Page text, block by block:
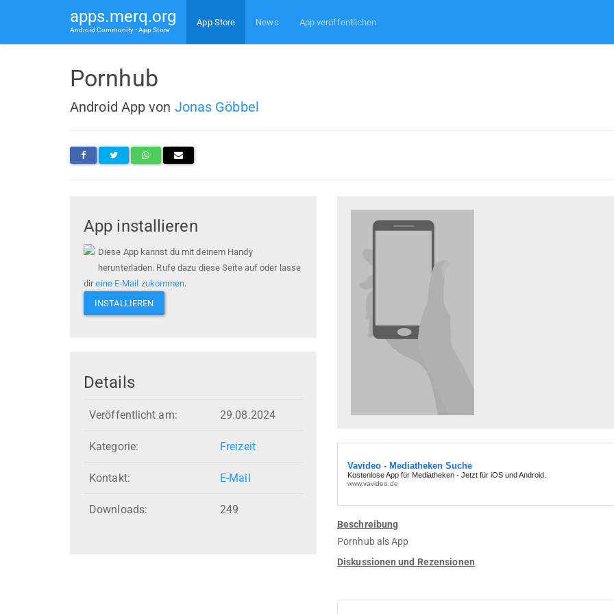
apps.merq.org
Android Community • App Store
App Store News App veröffentlichen
Pornhub
Android App von Jonas Göbbel
App installieren
Diese App kannst du mit deinem Handy
herunterladen. Rufe dazu diese Seite auf oder lasse
direine E-Mail zukommen.
INSTALLIEREN
Details
Veröffentlicht am: 29.08.2024
Kategorie: Freizeit
Kontakt: E-Mail
Downloads: 249
Beschreibung
Pornhub als App
Diskussionen und Rezensionen